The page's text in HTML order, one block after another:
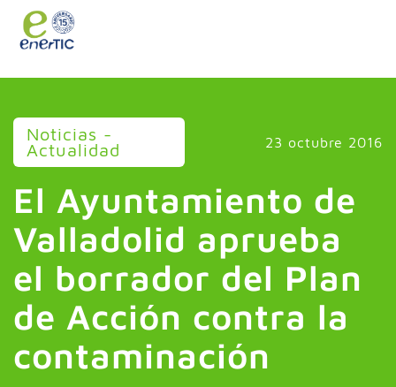
Noticias -
Actualidad 23 octubre 2016
El Ayuntamiento de
Valladolid aprueba
el borrador del Plan
de Acción contra la
contaminación